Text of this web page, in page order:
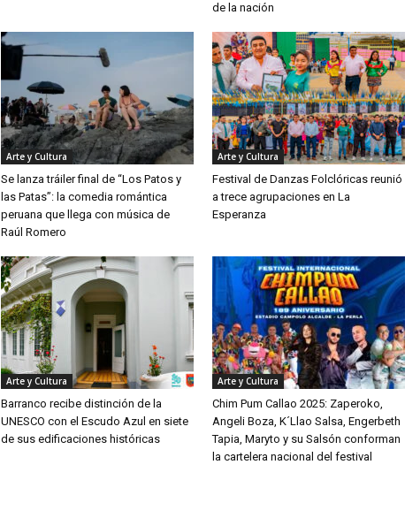
de la nación
Arte y Cultura
Se lanza tráiler final de “Los Patos y
las Patas”: la comedia romántica
peruana que llega con música de
Raúl Romero
Arte y Cultura
Festival de Danzas Folclóricas reunió
a trece agrupaciones en La
Esperanza
Arte y Cultura
Barranco recibe distinción de la
UNESCO con el Escudo Azul en siete
de sus edificaciones históricas
Arte y Cultura
Chim Pum Callao 2025: Zaperoko,
Angeli Boza, K´Llao Salsa, Engerbeth
Tapia, Maryto y su Salsón conforman
la cartelera nacional del festival